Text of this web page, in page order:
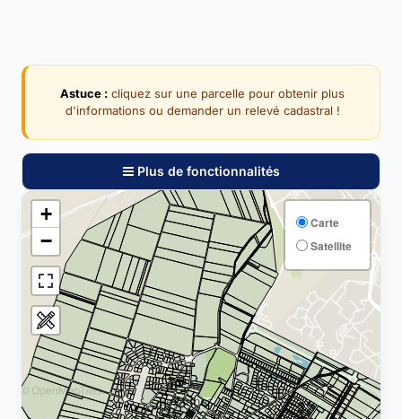
Astuce : cliquez sur une parcelle pour obtenir plus
d'informations ou demander un relevé cadastral !
Plus de fonctionnalités
+
−
Carte
Satellite